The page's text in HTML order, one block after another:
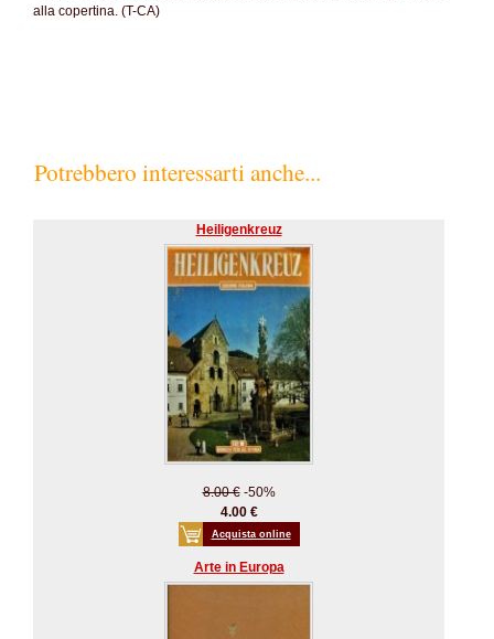
alla copertina. (T-CA)
Potrebbero interessarti anche...
Heiligenkreuz
8.00 €-50%
4.00 €
Acquista online
Arte in Europa